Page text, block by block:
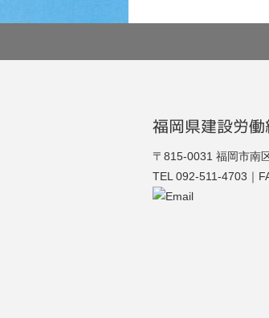
福建労
福岡県建設労働
〒815-0031 福岡市南
TEL 092-511-4703｜